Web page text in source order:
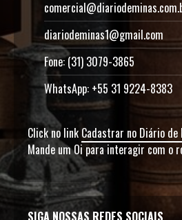
diariodeminas1@gmail.com
Fone: (31) 3079-3865
WhatsApp: +55 31 9224-8383
Click no link Cadastrar no Diário de
Mande um Oi para interagir com o
SIGA NOSSAS REDES SOCIAIS